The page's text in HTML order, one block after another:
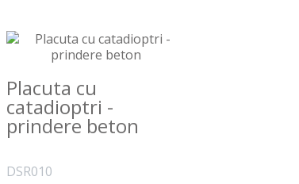
Placuta cu
catadioptri -
prindere beton
DSR010